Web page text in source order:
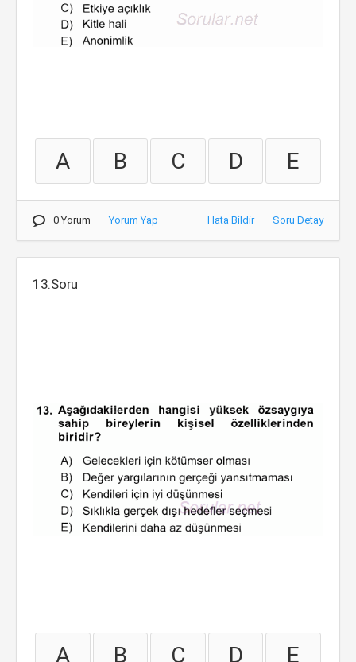
A B C D E
0 Yorum Yorum Yap Hata Bildir Soru Detay
13.Soru
A B C D E